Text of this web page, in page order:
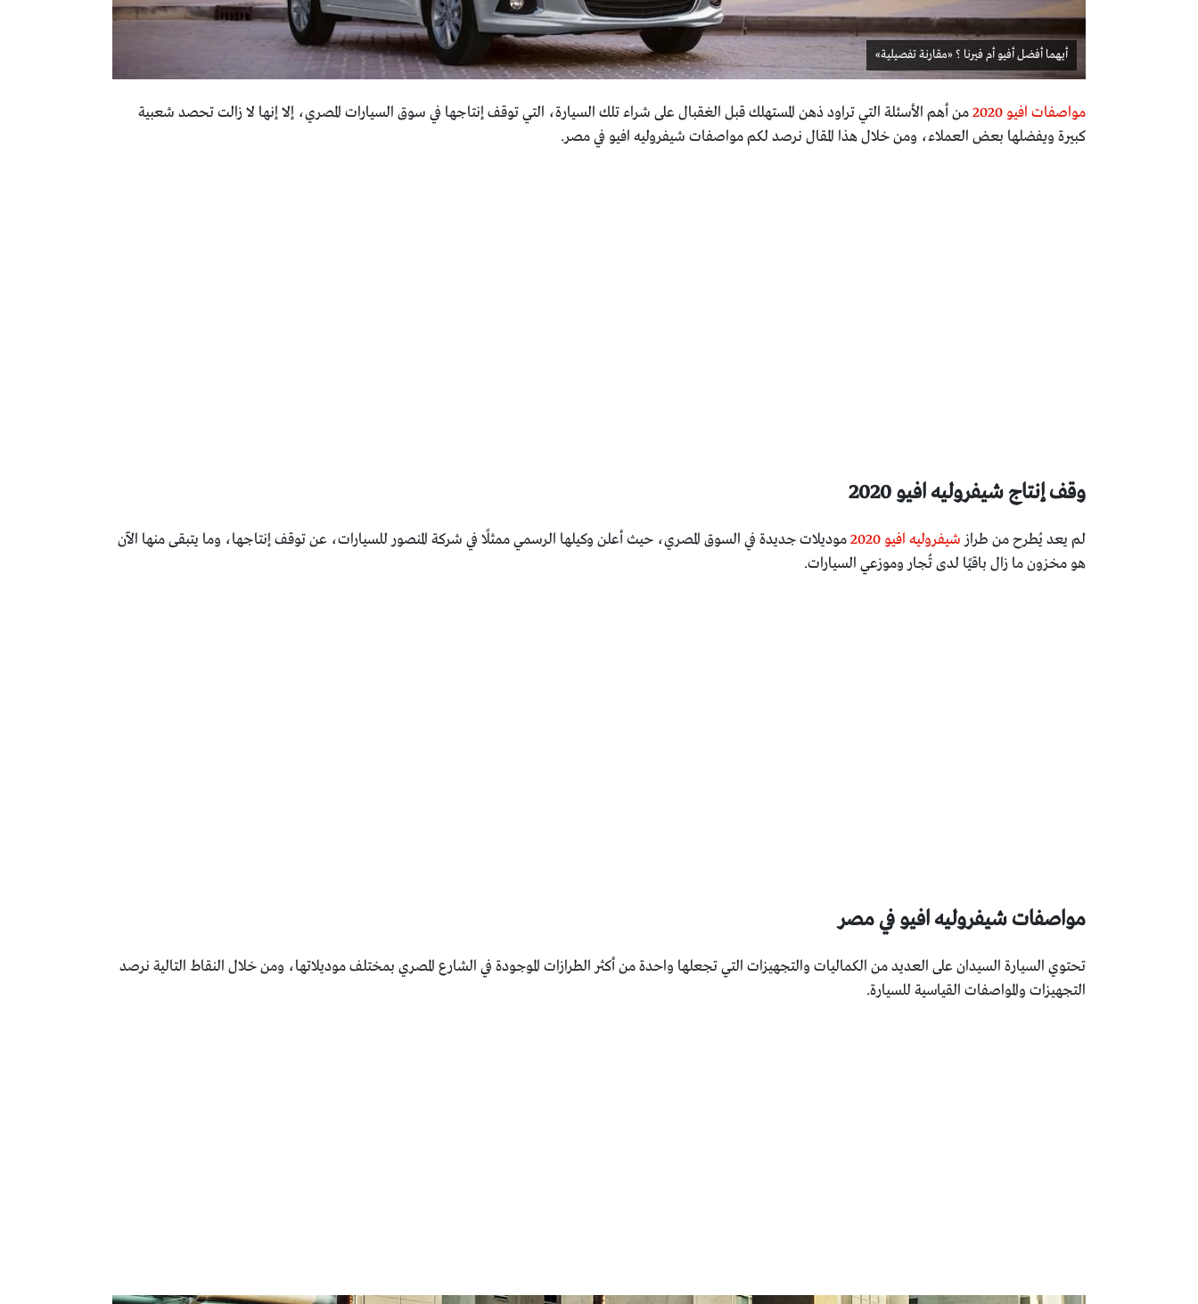
أيهما أفضل أفيو أم فيرنا ؟ «مقارنة تفصيلية»
مواصفات افيو 2020
من أهم الأسئلة التي تراود ذهن المستهلك قبل الغقبال على شراء تلك السيارة، التي توقف إنتاجها في سوق السيارات المصري، إلا إنها لا زالت تحصد شعبية
كبيرة ويفضلها بعض العملاء، ومن خلال هذا المقال نرصد لكم مواصفات شيفروليه افيو في مصر.
وقف إنتاج شيفروليه افيو 2020
لم يعد يُطرح من طراز شيفروليه افيو 2020
موديلات جديدة في السوق المصري، حيث أعلن وكيلها الرسمي ممثلًا في شركة المنصور للسيارات، عن توقف إنتاجها، وما يتبقى منها الآن
هو مخزون ما زال باقيًا لدى تُجار وموزعي السيارات.
مواصفات شيفروليه افيو في مصر
تحتوي السيارة السيدان على العديد من الكماليات والتجهيزات التي تجعلها واحدة من أكثر الطرازات الموجودة في الشارع المصري بمختلف موديلاتها، ومن خلال النقاط التالية نرصد
التجهيزات والمواصفات القياسية للسيارة.